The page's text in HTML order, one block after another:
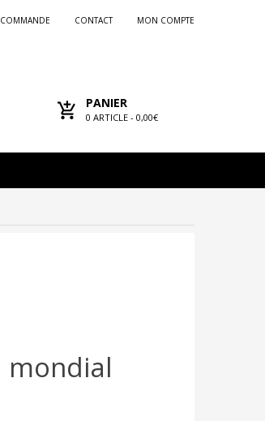
MON COMPTE
CONTACT
COMMANDE
PANIER
0 ARTICLE - 0,00€
mondial